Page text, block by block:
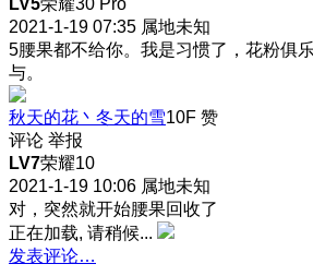
2021-1-19 07:35 属地未知
5腰果都不给你。我是习惯了，花粉俱
与。
秋天的花丶冬天的雪10F 赞
评论 举报
LV7荣耀10
2021-1-19 10:06 属地未知
对，突然就开始腰果回收了
正在加载, 请稍候...
发表评论…